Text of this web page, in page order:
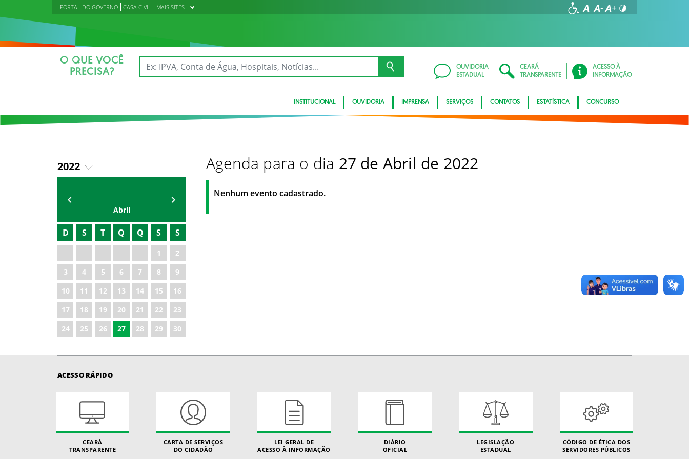
PORTAL DO GOVERNO CASA CIVIL MAIS SITES
O QUE VOCÊ
PRECISA?
OUVIDORIA
ESTADUAL
CEARÁ
TRANSPARENTE
ACESSO À
INFORMAÇÃO
INSTITUCIONAL OUVIDORIA IMPRENSA SERVIÇOS CONTATOS ESTATÍSTICA CONCURSO
2022
2019
2020
2021
2023
2024
2025
2026
Abril
D S T Q Q S S
1
2
3
4 5 6 7 8
9
10
11 12 13 14 15
16
17
18 19 20 21 22
23
24
25 26 27 28 29 30
Agenda para o dia 27 de Abril de 2022
Nenhum evento cadastrado.
ACESSO RÁPIDO
CEARÁ
TRANSPARENTE
CARTA DE SERVIÇOS
DO CIDADÃO
LEI GERAL DE
ACESSO À INFORMAÇÃO
DIÁRIO
OFICIAL
LEGISLAÇÃO
ESTADUAL
CÓDIGO DE ÉTICA DOS
SERVIDORES PÚBLICOS